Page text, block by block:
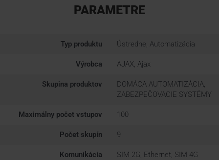
PARAMETRE
Typ produktu Ústredne, Automatizácia
Výrobca AJAX, Ajax
Skupina produktov
DOMÁCA AUTOMATIZÁCIA,
ZABEZPEČOVACIE SYSTÉMY
Maximálny počet vstupov 100
Počet skupín 9
Komunikácia
SIM 2G, Ethernet, SIM 4G